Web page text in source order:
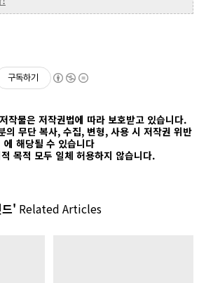
구독하기
작물은 저작권법에 따라 보호받고 있습니다.
의 무단 복사, 수집, 변형, 사용 시 저작권 위반
에 해당될 수 있습니다
목적 모두 일체 허용하지 않습니다.
' Related Articles